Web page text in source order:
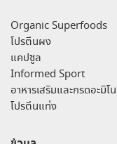
Organic Superfoods
โปรตีนผง
แคปซูล
Informed Sport
อาหารเสริมและกรดอะมิ
โปรตีนแท่ง